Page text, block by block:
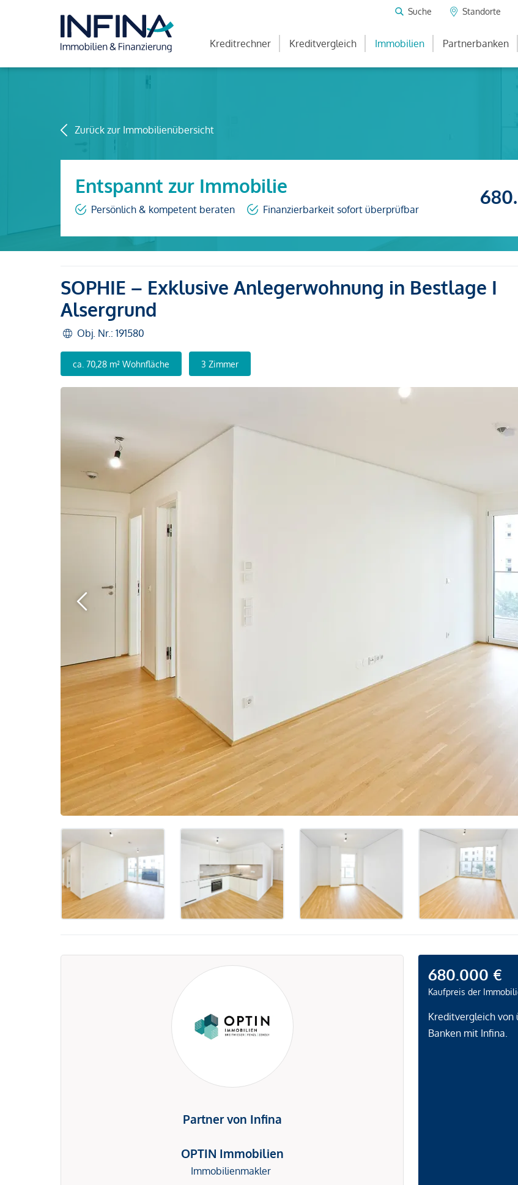
Suche Standorte
Kreditrechner Kreditvergleich Immobilien Partnerbanken
Zurück zur Immobilienübersicht
Entspannt zur Immobilie
Persönlich & kompetent beraten Finanzierbarkeit sofort überprüfbar
SOPHIE – Exklusive Anlegerwohnung in Bestlage I
Alsergrund
Obj. Nr.: 191580
ca. 70,28 m² Wohnfläche 3 Zimmer
Partner von Infina
OPTIN Immobilien
Immobilienmakler
680.000 €
Kaufpreis der
Kreditvergleich von
Banken mit Infina.